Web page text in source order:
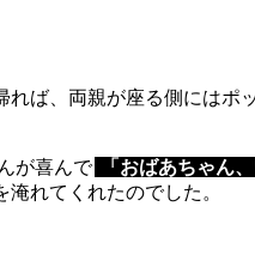
ば、両親が座る側にはポ
が喜んで 「おばあちゃん
れてくれたのでした。